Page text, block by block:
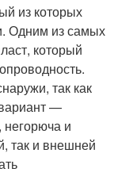
из которых
Одним из самых
который
так как
—
негорюча и
так и внешней